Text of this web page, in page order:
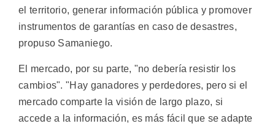
el territorio, generar información pública y promover
instrumentos de garantías en caso de desastres,
propuso Samaniego.
El mercado, por su parte, "no debería resistir los
cambios". "Hay ganadores y perdedores, pero si el
mercado comparte la visión de largo plazo, si
accede a la información, es más fácil que se adapte